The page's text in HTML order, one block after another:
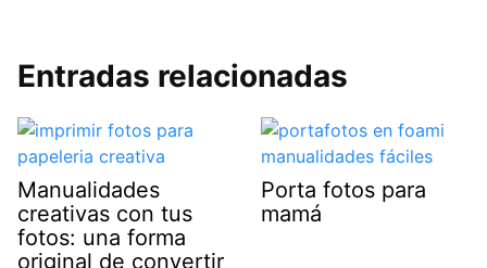
Entradas relacionadas
Manualidades
creativas con tus
fotos: una forma
original de convertir
Porta fotos para
mamá